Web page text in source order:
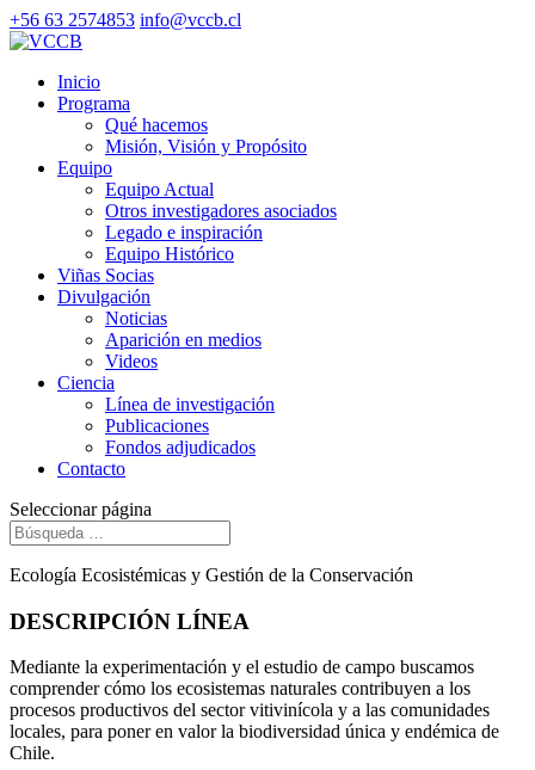
+56 63 2574853 info@vccb.cl
Inicio
Programa
Qué hacemos
Misión, Visión y Propósito
Equipo
Equipo Actual
Otros investigadores asociados
Legado e inspiración
Equipo Histórico
Viñas Socias
Divulgación
Noticias
Aparición en medios
Videos
Ciencia
Línea de investigación
Publicaciones
Fondos adjudicados
Contacto
Seleccionar página
Ecología Ecosistémicas y Gestión de la Conservación
DESCRIPCIÓN LÍNEA
Mediante la experimentación y el estudio de campo buscamos
comprender cómo los ecosistemas naturales contribuyen a los
procesos productivos del sector vitivinícola y a las comunidades
locales, para poner en valor la biodiversidad única y endémica de
Chile.